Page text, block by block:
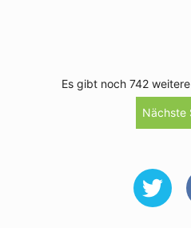
Es gibt noch 742
Nächste